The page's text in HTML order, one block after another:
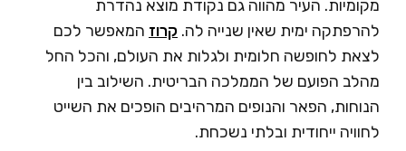
העיר מהווה גם נקודת מוצא נהדרת
ימית שאין שנייה לה.קרוזהמאפשר לכם
לחופשה חלומית ולגלות את העולם, והכל החל
הפועם של הממלכה הבריטית. השילוב בין
הפאר והנופים המרהיבים הופכים את השייט
ייחודית ובלתי נשכחת.